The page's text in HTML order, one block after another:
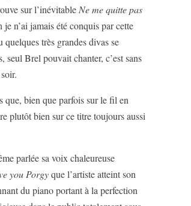
sur l’inévitable Ne me quitte pas
n’ai jamais été conquis par cette
très grandes divas se
seul Brel pouvait chanter, c’est sans
que, bien que parfois sur le fil en
plutôt bien sur ce titre toujours aussi
parlée sa voix chaleureuse
you Porgyque l’artiste atteint son
du piano portant à la perfection